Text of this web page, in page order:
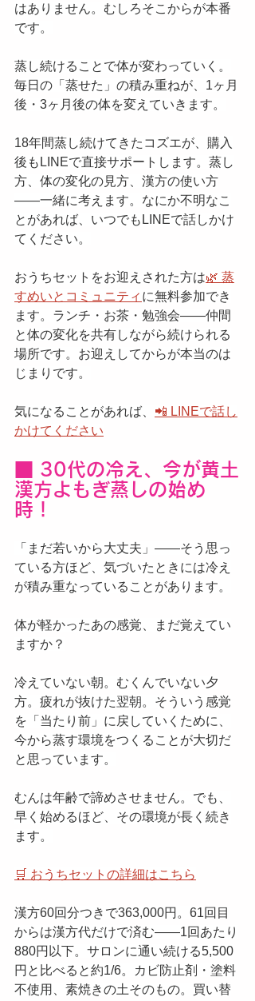
はありません。むしろそこからが本番
です。
蒸し続けることで体が変わっていく。
毎日の「蒸せた」の積み重ねが、1ヶ月
後・3ヶ月後の体を変えていきます。
18年間蒸し続けてきたコズエが、購入
後もLINEで直接サポートします。蒸し
方、体の変化の見方、漢方の使い方
——一緒に考えます。なにか不明なこ
とがあれば、いつでもLINEで話しかけ
てください。
おうちセットをお迎えされた方は🌿 蒸
すめいとコミュニティ に無料参加でき
ます。ランチ・お茶・勉強会——仲間
と体の変化を共有しながら続けられる
場所です。お迎えしてからが本当のは
じまりです。
気になることがあれば、 📲 LINEで話し
かけてください
■ 30代の冷え、今が黄土
漢方よもぎ蒸しの始め
時！
「まだ若いから大丈夫」——そう思っ
ている方ほど、気づいたときには冷え
が積み重なっていることがあります。
体が軽かったあの感覚、まだ覚えてい
ますか？
冷えていない朝。むくんでいない夕
方。疲れが抜けた翌朝。そういう感覚
を「当たり前」に戻していくために、
今から蒸す環境をつくることが大切だ
と思っています。
むんは年齢で諦めさせません。でも、
早く始めるほど、その環境が長く続き
ます。
🛒 おうちセットの詳細はこちら
漢方60回分つきで363,000円。61回目
からは漢方代だけで済む——1回あたり
880円以下。サロンに通い続ける5,500
円と比べると約1/6。カビ防止剤・塗料
不使用、素焼きの土そのもの。買い替